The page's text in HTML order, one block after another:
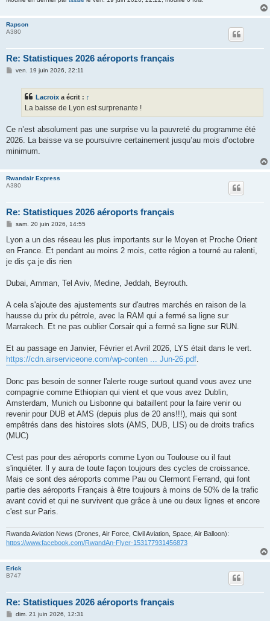
Rapson
A380
Re: Statistiques 2026 aéroports français
Mven. 19 juin 2026, 22:11
Lacroix a écrit : ↑
La baisse de Lyon est surprenante !
Ce n’est absolument pas une surprise vu la pauvreté du programme été
2026. La baisse va se poursuivre certainement jusqu’au mois d’octobre
minimum.
Rwandair Express
A380
Re: Statistiques 2026 aéroports français
M
s
a
g
sam. 20 juin 2026, 14:55
Lyon a un des réseau les plus importants sur le Moyen et Proche Orient
en France. Et pendant au moins 2 mois, cette région a tourné au ralenti,
je dis ça je dis rien
Dubai, Amman, Tel Aviv, Medine, Jeddah, Beyrouth.
A cela s'ajoute des ajustements sur d'autres marchés en raison de la
hausse du prix du pétrole, avec la RAM qui a fermé sa ligne sur
Marrakech. Et ne pas oublier Corsair qui a fermé sa ligne sur RUN.
Et au passage en Janvier, Février et Avril 2026, LYS était dans le vert.
https://cdn.airserviceone.com/wp-conten ... Jun-26.pdf
Donc pas besoin de sonner l'alerte rouge surtout quand vous avez une
compagnie comme Ethiopian qui vient et que vous avez Dublin,
Amsterdam, Munich ou Lisbonne qui bataillent pour la faire venir ou
revenir pour DUB et AMS (depuis plus de 20 ans!!!), mais qui sont
empêtrés dans des histoires slots (AMS, DUB, LIS) ou de droits trafics
(MUC)
C'est pas pour des aéroports comme Lyon ou Toulouse ou il faut
s'inquiéter. Il y aura de toute façon toujours des cycles de croissance.
Mais ce sont des aéroports comme Pau ou Clermont Ferrand, qui font
partie des aéroports Français à être toujours à moins de 50% de la trafic
avant covid et qui ne survivent que grâce à une ou deux lignes et encore
c'est sur Paris.
Rwanda Aviation News (Drones, Air Force, Civil Aviation, Space, Air Balloon):
https://www.facebook.com/RwandAn-Flyer-153177931456873
Erick
B747
Re: Statistiques 2026 aéroports français
Mdim. 21 juin 2026, 12:31